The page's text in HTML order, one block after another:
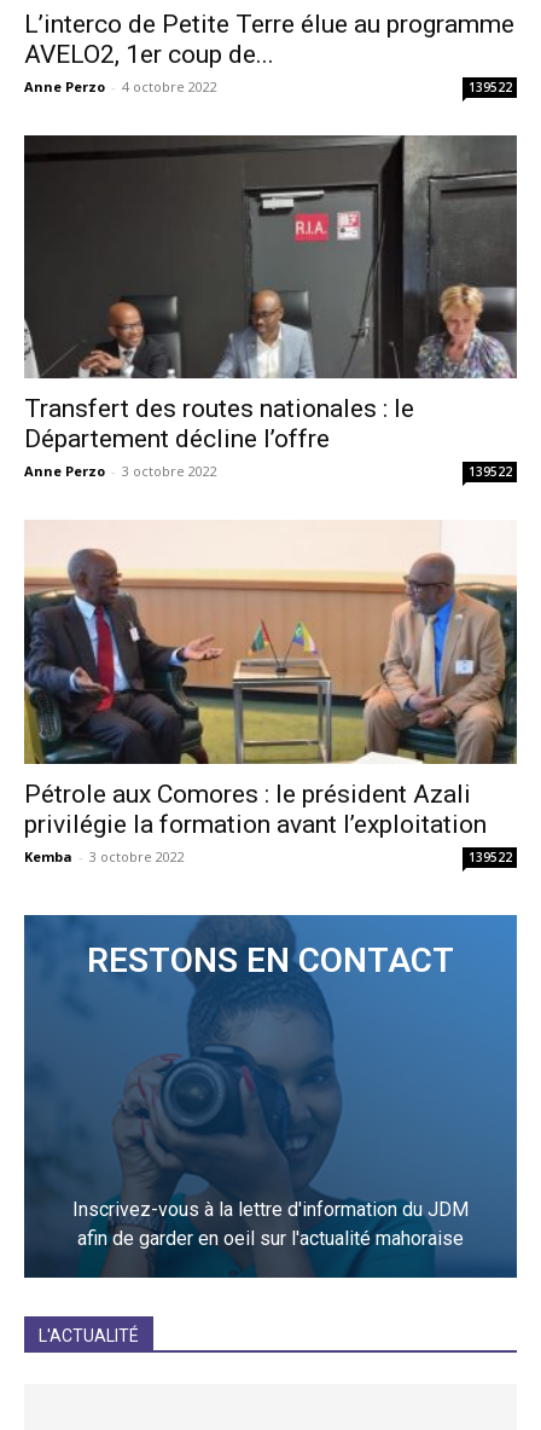
L’interco de Petite Terre élue au programme
AVELO2, 1er coup de...
Anne Perzo - 4 octobre 2022 139522
Transfert des routes nationales : le
Département décline l’offre
Anne Perzo - 3 octobre 2022 139522
Pétrole aux Comores : le président Azali
privilégie la formation avant l’exploitation
Kemba - 3 octobre 2022 139522
RESTONS EN CONTACT
Inscrivez-vous à la lettre d'information du JDM
afin de garder en oeil sur l'actualité mahoraise
L'ACTUALITÉ